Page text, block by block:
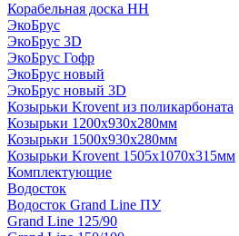
Корабельная доска НН
ЭкоБрус
ЭкоБрус 3D
ЭкоБрус Гофр
ЭкоБрус новый
ЭкоБрус новый 3D
Козырьки Krovent из поликарбоната
Козырьки 1200х930х280мм
Козырьки 1500х930х280мм
Козырьки Krovent 1505х1070х315мм
Комплектующие
Водосток
Водосток Grand Line ПУ
Grand Line 125/90